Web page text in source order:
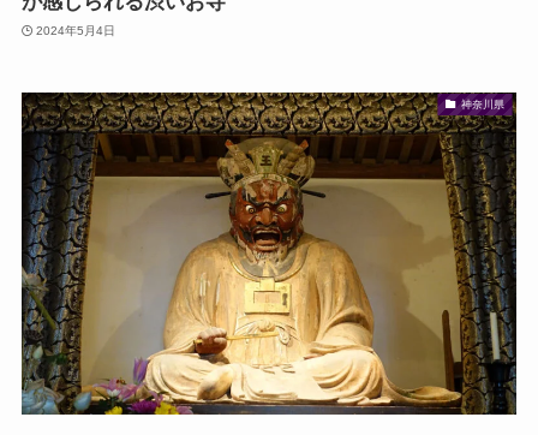
2024年5月4日
神奈川県